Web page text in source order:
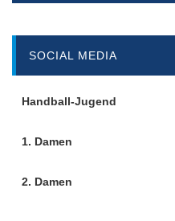
SOCIAL MEDIA
Handball-Jugend
1. Damen
2. Damen